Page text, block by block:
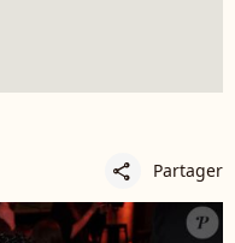
share Partager